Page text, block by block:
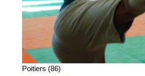
Poitiers (86)